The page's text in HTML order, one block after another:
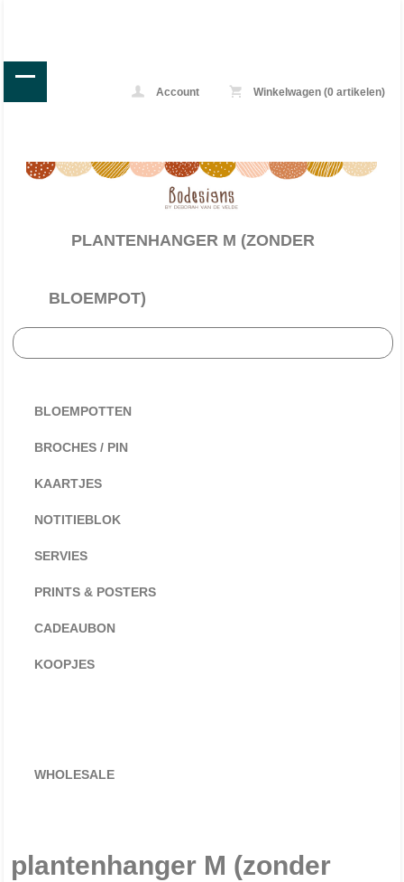
Account Winkelwagen (0 artikelen)
PLANTENHANGER M (ZONDER
BLOEMPOT)
BLOEMPOTTEN
BROCHES / PIN
KAARTJES
NOTITIEBLOK
SERVIES
PRINTS & POSTERS
CADEAUBON
KOOPJES
WHOLESALE
plantenhanger M (zonder